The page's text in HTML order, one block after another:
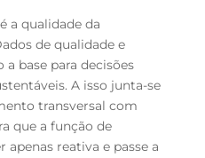
a qualidade da
de qualidade e
a base para decisões
A isso junta-se
transversal com
que a função de
apenas reativa e passe a